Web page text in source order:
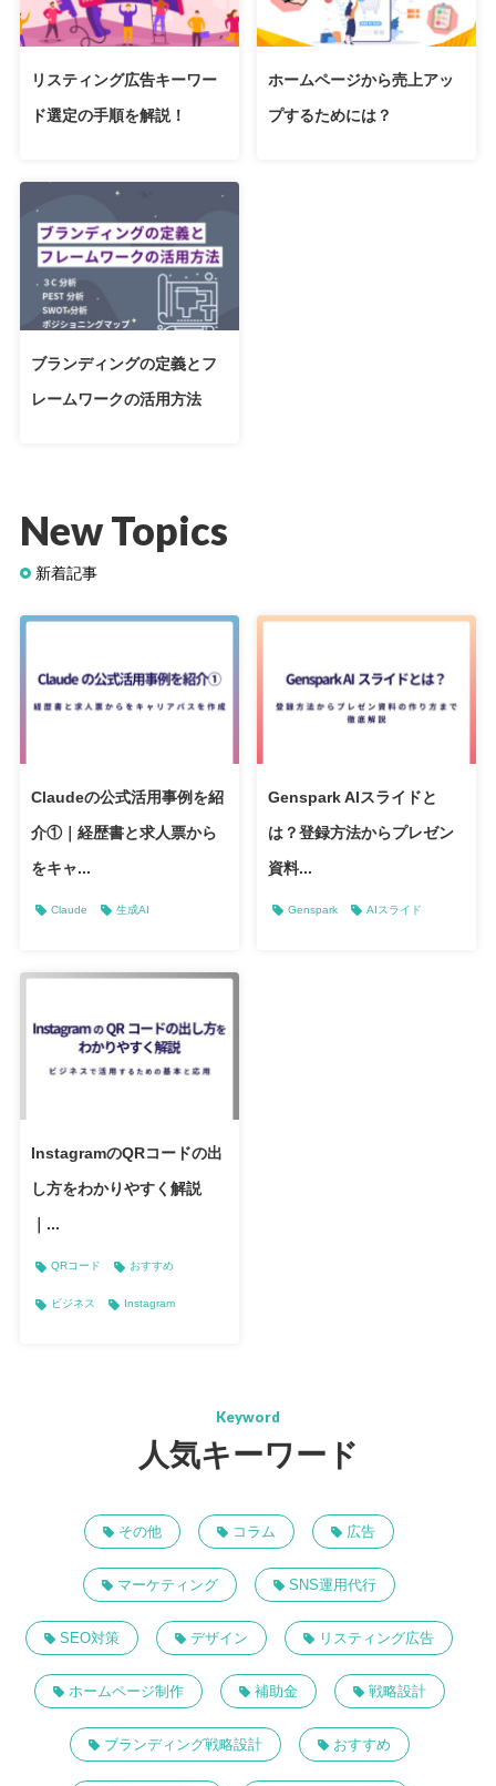
リスティング広告キーワー
ド選定の手順を解説！
ホームページから売上アッ
プするためには？
ブランディングの定義とフ
レームワークの活用方法
New Topics
新着記事
Claudeの公式活用事例を紹
介①｜経歴書と求人票から
をキャ...
Claude 生成AI
Genspark AIスライドと
は？登録方法からプレゼン
資料...
Genspark AIスライド
InstagramのQRコードの出
し方をわかりやすく解説
｜...
QRコード おすすめ
ビジネス Instagram
Keyword
人気キーワード
その他 コラム 広告
マーケティング SNS運用代行
SEO対策 デザイン リスティング広告
ホームページ制作 補助金 戦略設計
ブランディング戦略設計 おすすめ